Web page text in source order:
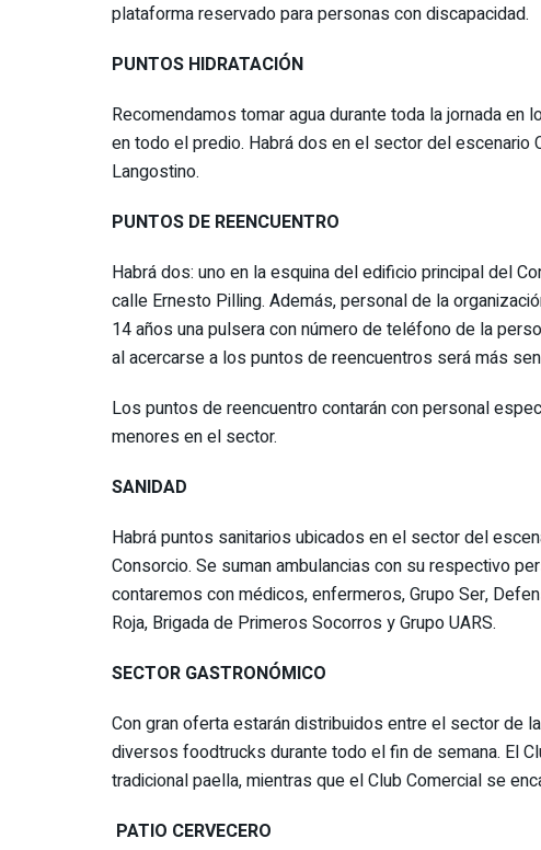
plataforma reservado para personas con discapacidad.
PUNTOS HIDRATACIÓN
Recomendamos tomar agua durante toda la jornada
en todo el predio. Habrá dos en el sector del escenario
Langostino.
PUNTOS DE REENCUENTRO
Habrá dos: uno en la esquina del edificio principal del
calle Ernesto Pilling. Además, personal de la
14 años una pulsera con número de teléfono de la
al acercarse a los puntos de reencuentros será más
Los puntos de reencuentro contarán con personal
menores en el sector.
SANIDAD
Habrá puntos sanitarios ubicados en el sector del
Consorcio. Se suman ambulancias con su respectivo
contaremos con médicos, enfermeros, Grupo Ser,
Roja, Brigada de Primeros Socorros y Grupo UARS.
SECTOR GASTRONÓMICO
Con gran oferta estarán distribuidos entre el sector de
diversos foodtrucks durante todo el fin de semana. El
tradicional paella, mientras que el Club Comercial se
PATIO CERVECERO